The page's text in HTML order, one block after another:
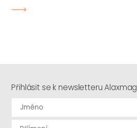
Přihlásit se k newsletteru Alaxmag